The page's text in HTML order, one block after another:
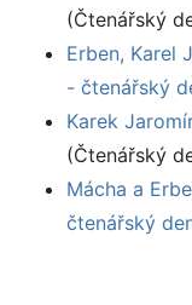
(Čtenářský
Erben, Karel
- čtenářský
Karek
(Čtenářský
Mácha a
čtenářský